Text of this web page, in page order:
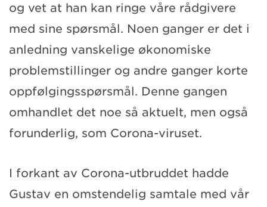
og vet at han kan ringe våre rådgivere
med sine spørsmål. Noen ganger er det i
anledning vanskelige økonomiske
problemstillinger og andre ganger korte
oppfølgingsspørsmål. Denne gangen
omhandlet det noe så aktuelt, men også
forunderlig, som Corona-viruset.
I forkant av Corona-utbruddet hadde
Gustav en omstendelig samtale med vår